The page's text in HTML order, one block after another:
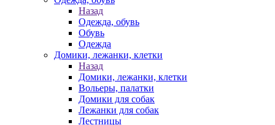
Назад
Одежда, обувь
Обувь
Одежда
Домики, лежанки, клетки
Назад
Домики, лежанки, клетки
Вольеры, палатки
Домики для собак
Лежанки для собак
Лестницы